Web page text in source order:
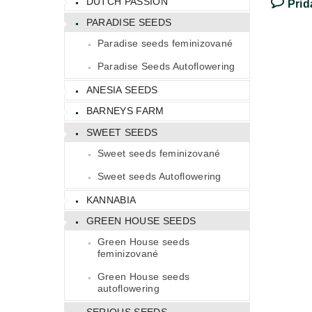
PARADISE SEEDS
Paradise seeds feminizované
Paradise Seeds Autoflowering
ANESIA SEEDS
BARNEYS FARM
SWEET SEEDS
Sweet seeds feminizované
Sweet seeds Autoflowering
KANNABIA
GREEN HOUSE SEEDS
Green House seeds
feminizované
Green House seeds
autoflowering